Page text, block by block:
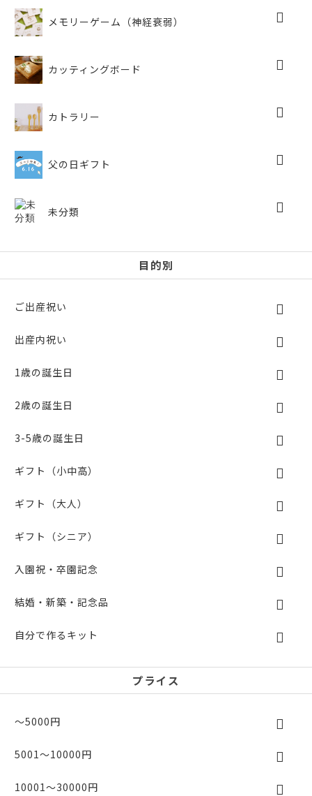
メモリーゲーム（神経衰弱）
カッティングボード
カトラリー
父の日ギフト
未分類
目的別
ご出産祝い
出産内祝い
1歳の誕生日
2歳の誕生日
3-5歳の誕生日
ギフト（小中高）
ギフト（大人）
ギフト（シニア）
入園祝・卒園記念
結婚・新築・記念品
自分で作るキット
プライス
～5000円
5001～10000円
10001～30000円